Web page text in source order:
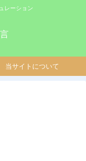
レーション
当サイトについて